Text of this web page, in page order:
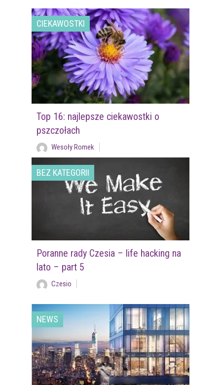
CIEKAWOSTKI
Top 16: najlepsze ciekawostki o
pszczołach
Wesoły Romek
BEZ KATEGORII
Poranne rady Czesia – life hacking na
lato – part 5
Czesio
NEWS